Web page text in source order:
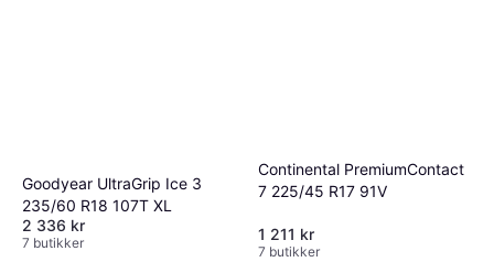
Goodyear UltraGrip Ice 3
235/60 R18 107T XL
2 336 kr
7 butikker
Continental PremiumContact
7 225/45 R17 91V
1 211 kr
7 butikker